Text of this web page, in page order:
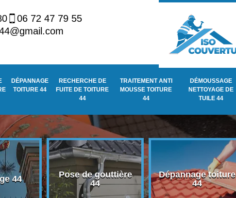
06 72 47 79 55
DÉPANNAGE
TOITURE 44
RECHERCHE DE
FUITE DE TOITURE
44
TRAITEMENT ANTI
MOUSSE TOITURE
44
DÉMOUSSAGE
NETTOYAGE DE
TUILE 44
44
Pose de gouttière
44
Dépannage toiture
44